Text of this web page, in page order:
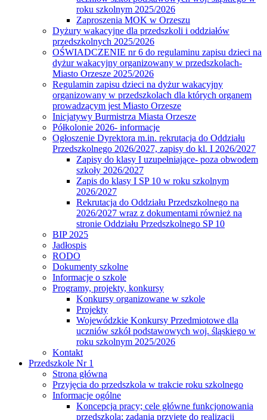
roku szkolnym 2025/2026
Zaproszenia MOK w Orzeszu
Dyżury wakacyjne dla przedszkoli i oddziałów
przedszkolnych 2025/2026
OŚWIADCZENIE nr 6 do regulaminu zapisu dzieci na
dyżur wakacyjny organizowany w przedszkolach-
Miasto Orzesze 2025/2026
Regulamin zapisu dzieci na dyżur wakacyjny
organizowany w przedszkolach dla których organem
prowadzącym jest Miasto Orzesze
Inicjatywy Burmistrza Miasta Orzesze
Półkolonie 2026- informacje
Ogłoszenie Dyrektora m.in. rekrutacja do Oddziału
Przedszkolnego 2026/2027, zapisy do kl. I 2026/2027
Zapisy do klasy I uzupełniające- poza obwodem
szkoły 2026/2027
Zapis do klasy I SP 10 w roku szkolnym
2026/2027
Rekrutacja do Oddziału Przedszkolnego na
2026/2027 wraz z dokumentami również na
stronie Oddziału Przedszkolnego SP 10
BIP 2025
Jadłospis
RODO
Dokumenty szkolne
Informacje o szkole
Programy, projekty, konkursy
Konkursy organizowane w szkole
Projekty
Wojewódzkie Konkursy Przedmiotowe dla
uczniów szkół podstawowych woj. śląskiego w
roku szkolnym 2025/2026
Kontakt
Przedszkole Nr 1
Strona główna
Przyjęcia do przedszkola w trakcie roku szkolnego
Informacje ogólne
Koncepcja pracy; cele główne funkcjonowania
przedszkola; zadania przyjęte do realizacji